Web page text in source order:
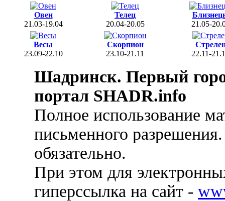
Овен
21.03-19.04
Телец
20.04-20.05
21.05-
Весы
23.09-22.10
Скорпион
23.10-21.11
22.11-
Шадринск. Первый
портал SHADR.info
Полное использование
письменного
обязательно.
При этом для
гиперссылка на сайт -